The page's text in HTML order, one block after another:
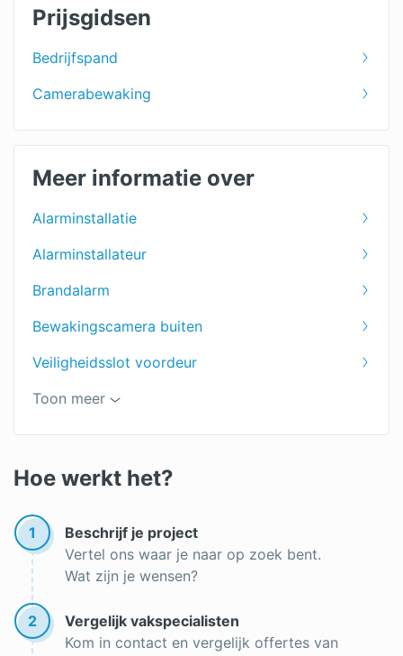
Prijsgidsen
Bedrijfspand
Camerabewaking
Meer informatie over
Alarminstallatie
Alarminstallateur
Brandalarm
Bewakingscamera buiten
Veiligheidsslot voordeur
Slot vervangen
Gepantserde deur
Alarmsystemen vergelijken
Alarmsystemen offertes
Toon meer
Hoe werkt het?
1
Beschrijf je project
Vertel ons waar je naar op zoek bent.
Wat zijn je wensen?
2
Vergelijk vakspecialisten
Kom in contact en vergelijk offertes van